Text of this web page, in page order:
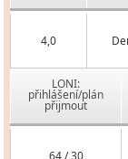
4,0
LONI:
přihlášení/plán
přijmout